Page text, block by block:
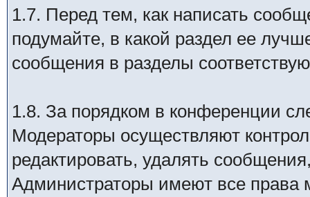
1.7. Перед тем, как написать
подумайте, в какой раздел ее
сообщения в разделы
1.8. За порядком в конференции
Модераторы осуществляют
редактировать, удалять
Администраторы имеют все права